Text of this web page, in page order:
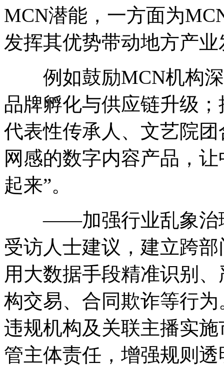
MCN潜能，一方面为
发挥其优势带动地方产业
例如鼓励MCN机构深
品牌孵化与供应链升级
代表性传承人、文艺院
网感的数字内容产品，
起来”。
——加强行业乱象治理
受访人士建议，建立跨
用大数据手段精准识别
构交易、合同欺诈等行
违规机构及关联主播实
管主体责任，增强规则